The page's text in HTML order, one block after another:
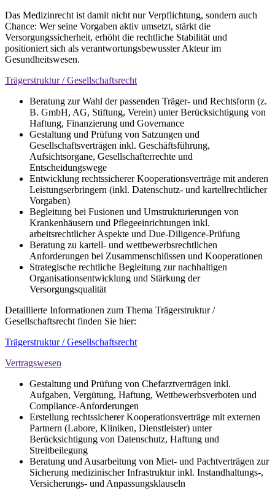
Das Medizinrecht ist damit nicht nur Verpflichtung, sondern auch
Chance: Wer seine Vorgaben aktiv umsetzt, stärkt die
Versorgungssicherheit, erhöht die rechtliche Stabilität und
positioniert sich als verantwortungsbewusster Akteur im
Gesundheitswesen.
Trägerstruktur / Gesellschaftsrecht
Beratung zur Wahl der passenden Träger- und Rechtsform (z.
B. GmbH, AG, Stiftung, Verein) unter Berücksichtigung von
Haftung, Finanzierung und Governance
Gestaltung und Prüfung von Satzungen und
Gesellschaftsverträgen inkl. Geschäftsführung,
Aufsichtsorgane, Gesellschafterrechte und
Entscheidungswege
Entwicklung rechtssicherer Kooperationsverträge mit anderen
Leistungserbringern (inkl. Datenschutz- und kartellrechtlicher
Vorgaben)
Begleitung bei Fusionen und Umstrukturierungen von
Krankenhäusern und Pflegeeinrichtungen inkl.
arbeitsrechtlicher Aspekte und Due-Diligence-Prüfung
Beratung zu kartell- und wettbewerbsrechtlichen
Anforderungen bei Zusammenschlüssen und Kooperationen
Strategische rechtliche Begleitung zur nachhaltigen
Organisationsentwicklung und Stärkung der
Versorgungsqualität
Detaillierte Informationen zum Thema Trägerstruktur /
Gesellschaftsrecht finden Sie hier:
Trägerstruktur / Gesellschaftsrecht
Vertragswesen
Gestaltung und Prüfung von Chefarztverträgen inkl.
Aufgaben, Vergütung, Haftung, Wettbewerbsverboten und
Compliance-Anforderungen
Erstellung rechtssicherer Kooperationsverträge mit externen
Partnern (Labore, Kliniken, Dienstleister) unter
Berücksichtigung von Datenschutz, Haftung und
Streitbeilegung
Beratung und Ausarbeitung von Miet- und Pachtverträgen zur
Sicherung medizinischer Infrastruktur inkl. Instandhaltungs-,
Versicherungs- und Anpassungsklauseln